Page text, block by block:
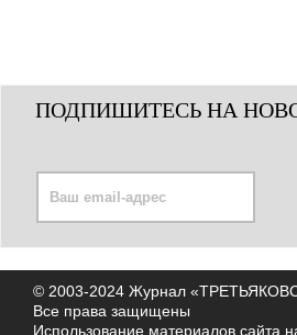
ПОДПИШИТЕСЬ НА
© 2003-2024 Журнал
Все права защищены
Использование материалов сайта